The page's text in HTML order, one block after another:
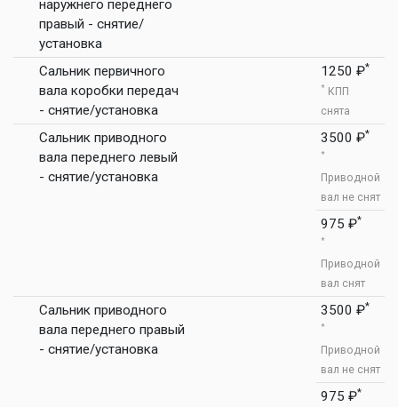
наружнего переднего
правый - снятие/
установка
Сальник первичного
вала коробки передач
- снятие/установка
1250 ₽*
* КПП
снята
Сальник приводного
вала переднего левый
- снятие/установка
3500 ₽*
*
Приводной
вал не снят
975 ₽*
*
Приводной
вал снят
Сальник приводного
вала переднего правый
- снятие/установка
3500 ₽*
*
Приводной
вал не снят
975 ₽*